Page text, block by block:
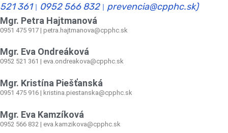
521 361
0952 566 832 prevencia@cpphc.sk)
Mgr. Petra Hajtmanová
0951 475 917 | petra.hajtmanova@cpphc.sk
Mgr. Eva Ondreáková
0952 521 361 | eva.ondreakova@cpphc.sk
Mgr. Kristína Piešťanská
0951 475 916 | kristina.piestanska@cpphc.sk
Mgr. Eva Kamzíková
0952 566 832 | eva.kamzikova@cpphc.sk